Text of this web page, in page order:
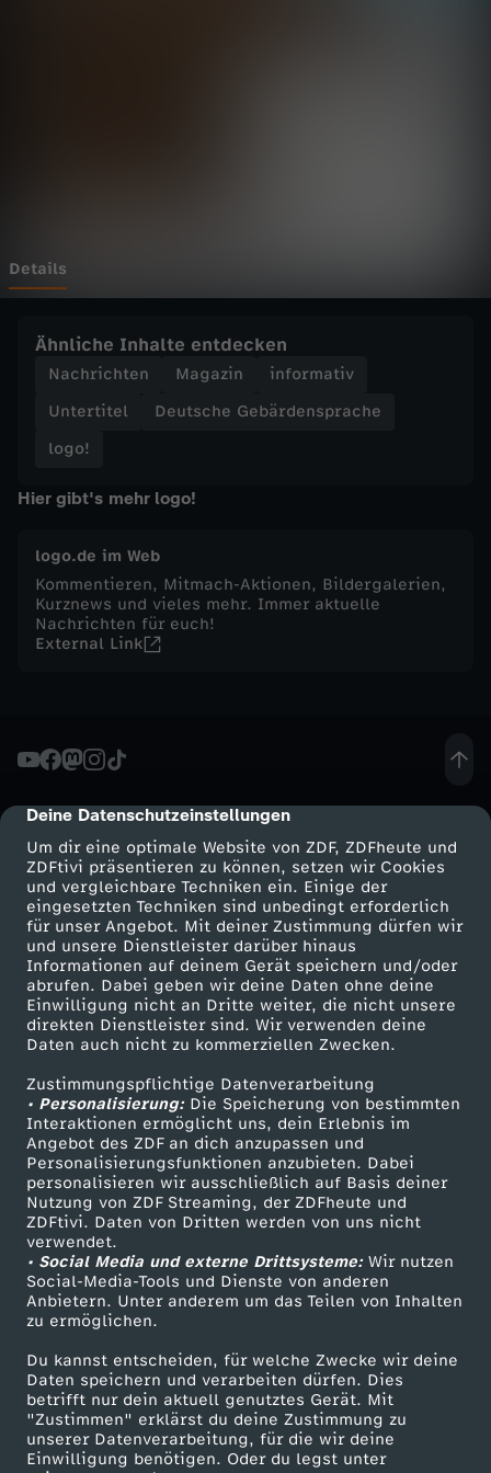
cmp-dialog-description
Deine Datenschutzeinstellungen
Um dir eine optimale Website von ZDF, ZDFheute und
ZDFtivi präsentieren zu können, setzen wir Cookies
und vergleichbare Techniken ein. Einige der
eingesetzten Techniken sind unbedingt erforderlich
für unser Angebot. Mit deiner Zustimmung dürfen wir
und unsere Dienstleister darüber hinaus
Informationen auf deinem Gerät speichern und/oder
abrufen. Dabei geben wir deine Daten ohne deine
Einwilligung nicht an Dritte weiter, die nicht unsere
direkten Dienstleister sind. Wir verwenden deine
Daten auch nicht zu kommerziellen Zwecken.
Zustimmungspflichtige Datenverarbeitung
• Personalisierung:Die Speicherung von bestimmten
Interaktionen ermöglicht uns, dein Erlebnis im
Angebot des ZDF an dich anzupassen und
Personalisierungsfunktionen anzubieten. Dabei
personalisieren wir ausschließlich auf Basis deiner
Nutzung von ZDF Streaming, der ZDFheute und
ZDFtivi. Daten von Dritten werden von uns nicht
verwendet.
• Social Media und externe Drittsysteme:Wir nutzen
Social-Media-Tools und Dienste von anderen
Anbietern. Unter anderem um das Teilen von Inhalten
zu ermöglichen.
Du kannst entscheiden, für welche Zwecke wir deine
Daten speichern und verarbeiten dürfen. Dies
betrifft nur dein aktuell genutztes Gerät. Mit
"Zustimmen" erklärst du deine Zustimmung zu
unserer Datenverarbeitung, für die wir deine
Einwilligung benötigen. Oder du legst unter
o
m
D
o
n
e
r
t
a
g
,
2
3
.
O
k
t
o
b
e
r
Details
Ähnliche Inhalte entdecken
Nachrichten Magazin
informativ
Untertitel
Deutsche Gebärdensprache
logo!
Hier gibt's mehr logo!
logo.de im Web
Kommentieren, Mitmach-Aktionen, Bildergalerien,
Kurznews und vieles mehr. Immer aktuelle
Nachrichten für euch!
External Link
Mehr ZDF
ZDF-Apps
Smart TV
ZDFtext
Livestreams
Sendungen A-Z
TV-Programm
Service
ZDFmitreden
Kontakt zum ZDF
Tickets
Zuschauerservice
Hilfe
ZDF Unternehmen
Karriere
ZDF goes Schule
Werbefernsehen
Mainzelmännchen